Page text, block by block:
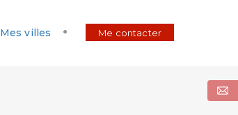
Mes villes Me contacter